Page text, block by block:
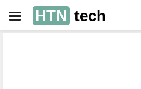
HTN tech